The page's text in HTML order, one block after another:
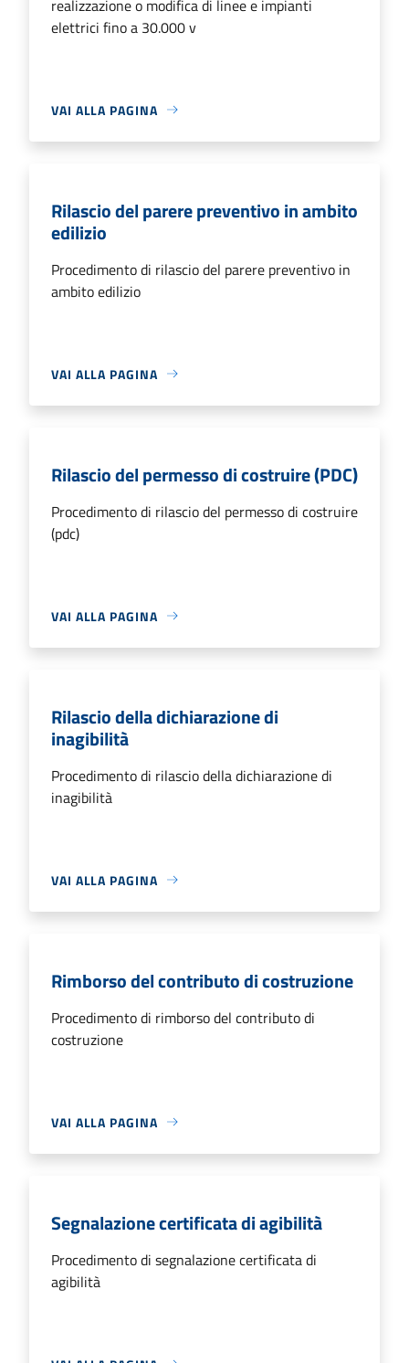
realizzazione o modifica di linee e impianti
elettrici fino a 30.000 v
VAI ALLA PAGINA
Rilascio del parere preventivo in ambito
edilizio
Procedimento di rilascio del parere preventivo in
ambito edilizio
VAI ALLA PAGINA
Rilascio del permesso di costruire (PDC)
Procedimento di rilascio del permesso di costruire
(pdc)
VAI ALLA PAGINA
Rilascio della dichiarazione di
inagibilità
Procedimento di rilascio della dichiarazione di
inagibilità
VAI ALLA PAGINA
Rimborso del contributo di costruzione
Procedimento di rimborso del contributo di
costruzione
VAI ALLA PAGINA
Segnalazione certificata di agibilità
Procedimento di segnalazione certificata di
agibilità